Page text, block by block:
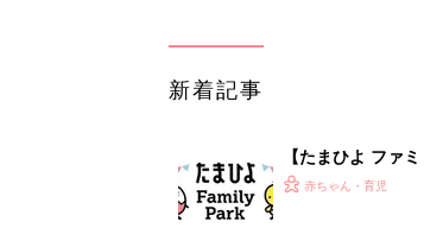
新着記事
【たまひよ ファ
赤ちゃん・育児